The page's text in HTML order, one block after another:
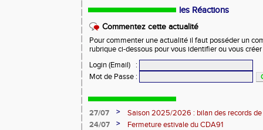
les Réactions
Commentez cette actualité
Pour commenter une actualité il faut posséder un
rubrique ci-dessous pour vous identifier ou vous
Login (Email)
:
Mot de Passe :
27/07 >
Saison 2025/2026 : bilan des records de
24/07
>
Fermeture estivale du CDA91